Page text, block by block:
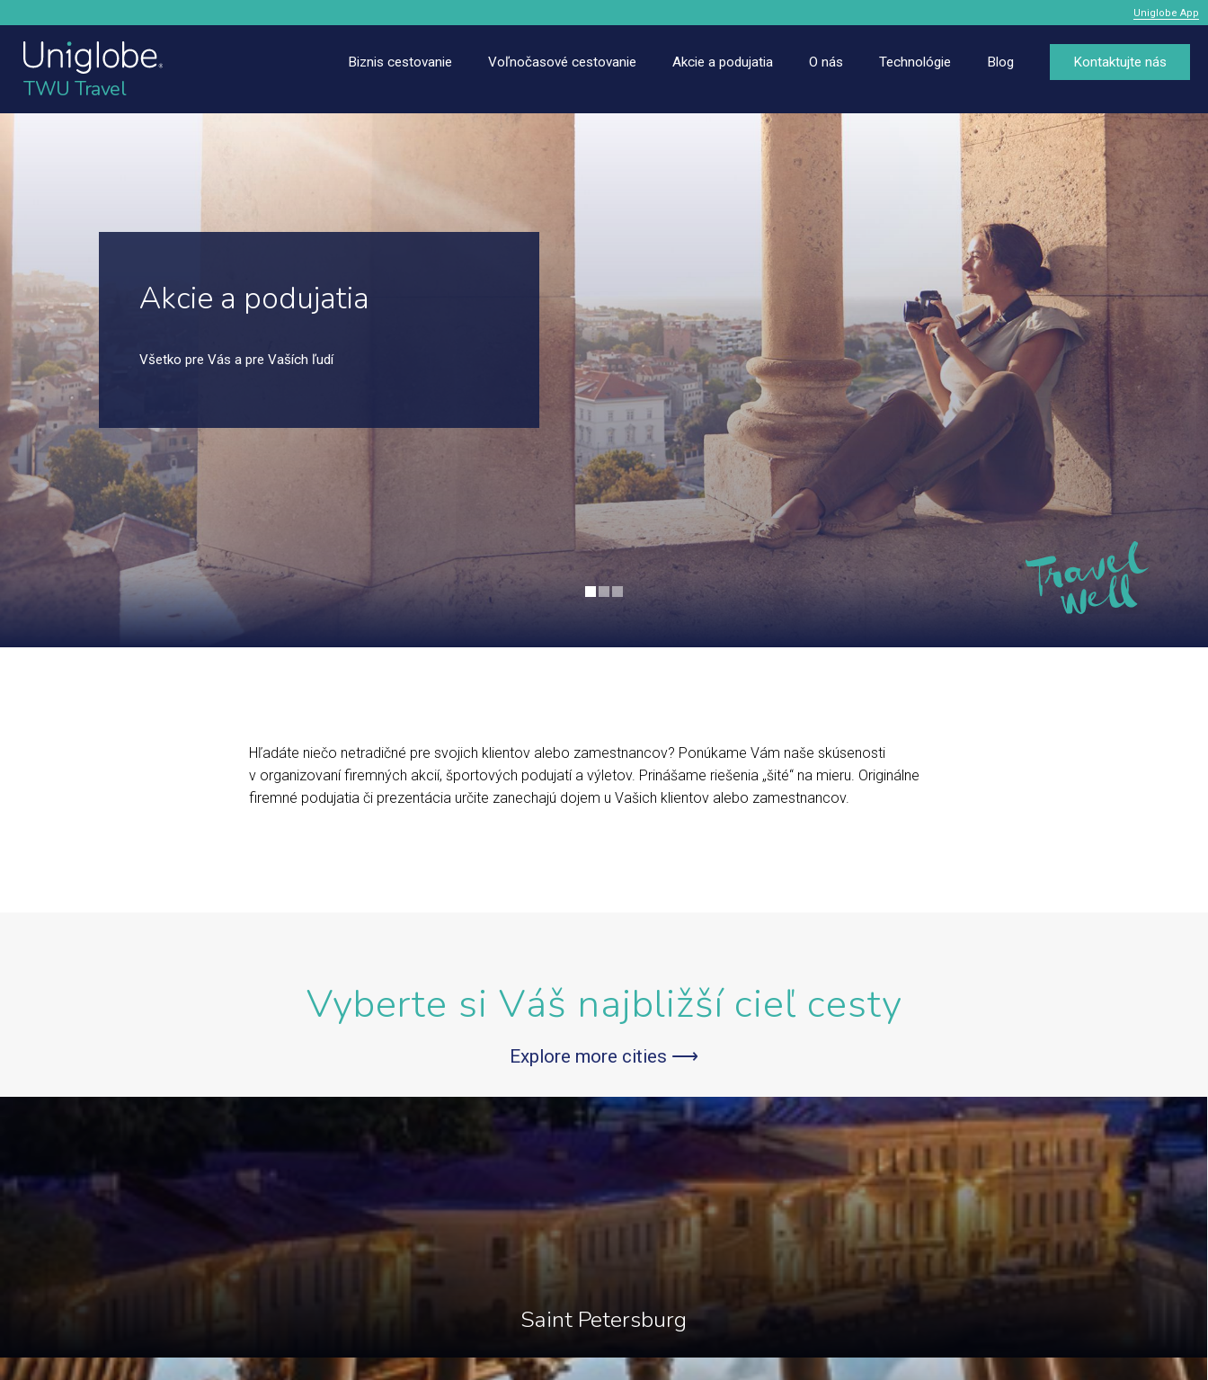
Uniglobe App
TWU Travel
Biznis cestovanie Voľnočasové cestovanie Akcie a podujatia O nás Technológie Blog Kontaktujte nás
Akcie a podujatia
Všetko pre Vás a pre Vaších ľudí
Hľadáte niečo netradičné pre svojich klientov alebo zamestnancov? Ponúkame Vám naše skúsenosti
v organizovaní firemných akcií, športových podujatí a výletov. Prinášame riešenia „šité“ na mieru. Originálne
firemné podujatia či prezentácia určite zanechajú dojem u Vašich klientov alebo zamestnancov.
Vyberte si Váš najbližší cieľ cesty
Explore more cities ⟶
Saint Petersburg